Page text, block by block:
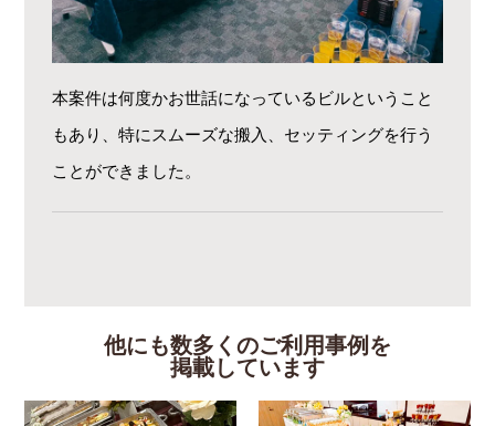
本案件は何度かお世話になっているビルということ
もあり、特にスムーズな搬入、セッティングを行う
ことができました。
他にも数多くのご利用事例を
掲載しています